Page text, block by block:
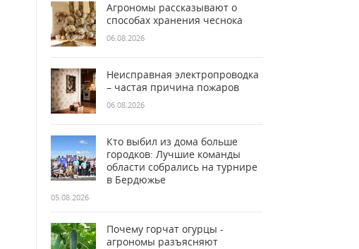
Агрономы рассказывают о
способах хранения чеснока
06.08.2026
Неисправная электропроводка
– частая причина пожаров
06.08.2026
Кто выбил из дома больше
городков: Лучшие команды
области собрались на турнире
в Бердюжье
05.08.2026
Почему горчат огурцы -
агрономы разъясняют